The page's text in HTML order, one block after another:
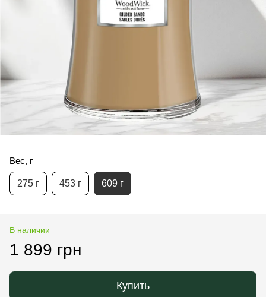
Вес, г
275 г 453 г 609 г
В наличии
1 899 грн
Купить